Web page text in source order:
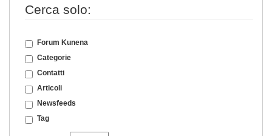
Cerca solo:
Forum Kunena
Categorie
Contatti
Articoli
Newsfeeds
Tag